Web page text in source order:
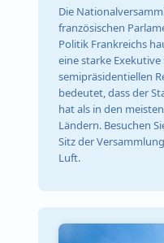
Die
französischen
Politik Frankreichs
eine starke
semipräsidentiellen
bedeutet, dass der
hat als in den
Ländern. Besuchen
Sitz der
Luft.